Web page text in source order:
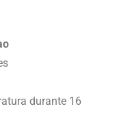
durante 16